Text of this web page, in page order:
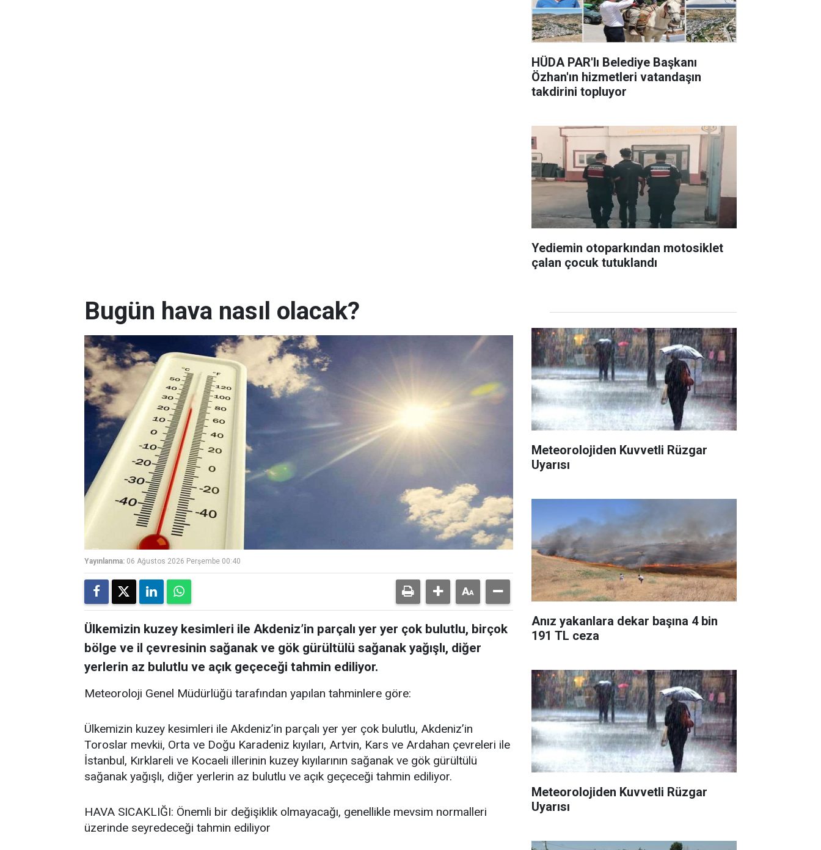
HÜDA PAR'lı Belediye Başkanı
Özhan'ın hizmetleri vatandaşın
takdirini topluyor
Yediemin otoparkından motosiklet
çalan çocuk tutuklandı
Bugün hava nasıl olacak?
Yayınlanma: 06 Ağustos 2026 Perşembe 00:40
Ülkemizin kuzey kesimleri ile Akdeniz’in parçalı yer yer çok bulutlu, birçok
bölge ve il çevresinin sağanak ve gök gürültülü sağanak yağışlı, diğer
yerlerin az bulutlu ve açık geçeceği tahmin ediliyor.
Meteoroloji Genel Müdürlüğü tarafından yapılan tahminlere göre:
Ülkemizin kuzey kesimleri ile Akdeniz’in parçalı yer yer çok bulutlu, Akdeniz’in
Toroslar mevkii, Orta ve Doğu Karadeniz kıyıları, Artvin, Kars ve Ardahan çevreleri ile
İstanbul, Kırklareli ve Kocaeli illerinin kuzey kıyılarının sağanak ve gök gürültülü
sağanak yağışlı, diğer yerlerin az bulutlu ve açık geçeceği tahmin ediliyor.
HAVA SICAKLIĞI: Önemli bir değişiklik olmayacağı, genellikle mevsim normalleri
üzerinde seyredeceği tahmin ediliyor
Meteorolojiden Kuvvetli Rüzgar
Uyarısı
Anız yakanlara dekar başına 4 bin
191 TL ceza
Meteorolojiden Kuvvetli Rüzgar
Uyarısı